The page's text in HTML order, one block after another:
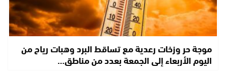
موجة حر وزخات رعدية مع تساقط البرد وهبات رياح من
اليوم الأربعاء إلى الجمعة بعدد من مناطق…